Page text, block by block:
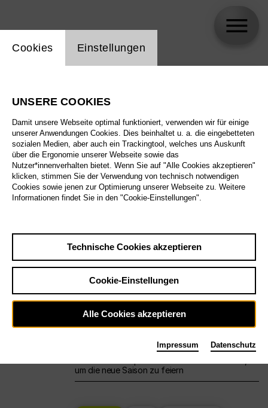
Alle Sparten
Alle Spielstätten
Alle Merkmale
Sa29.8.
Großes Haus
12:00 Eröffnungswochenende
um die neue Saison zu feiern
Einstellung Website Cookie
Cookies Einstellungen
UNSERE COOKIES
Damit unsere Webseite optimal funktioniert, verwenden wir für einige
unserer Anwendungen Cookies. Dies beinhaltet u. a. die eingebetteten
sozialen Medien, aber auch ein Trackingtool, welches uns Auskunft
über die Ergonomie unserer Webseite sowie das
Nutzer*innenverhalten bietet. Wenn Sie auf "Alle Cookies akzeptieren"
klicken, stimmen Sie der Verwendung von technisch notwendigen
Cookies sowie jenen zur Optimierung unserer Webseite zu. Weitere
Informationen findet Sie in den "Cookie-Einstellungen".
Technische Cookies akzeptieren
Cookie-Einstellungen
Alle Cookies akzeptieren
Impressum Datenschutz